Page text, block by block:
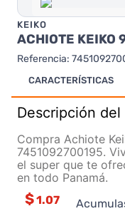
KEIKO
ACHIOTE KEIKO
Referencia:
CARACTERÍSTICAS
Descripción
Compra Achiote
7451092700195.
el super que te
en todo Panamá.
$1.07